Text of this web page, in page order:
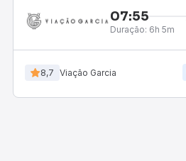
07:55
Duração: 6h 5m
8,7 Viação Garcia